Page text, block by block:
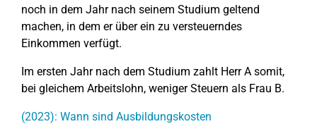
noch in dem Jahr nach seinem Studium geltend
machen, in dem er über ein zu versteuerndes
Einkommen verfügt.
Im ersten Jahr nach dem Studium zahlt Herr A somit,
bei gleichem Arbeitslohn, weniger Steuern als Frau B.
(2023): Wann sind Ausbildungskosten